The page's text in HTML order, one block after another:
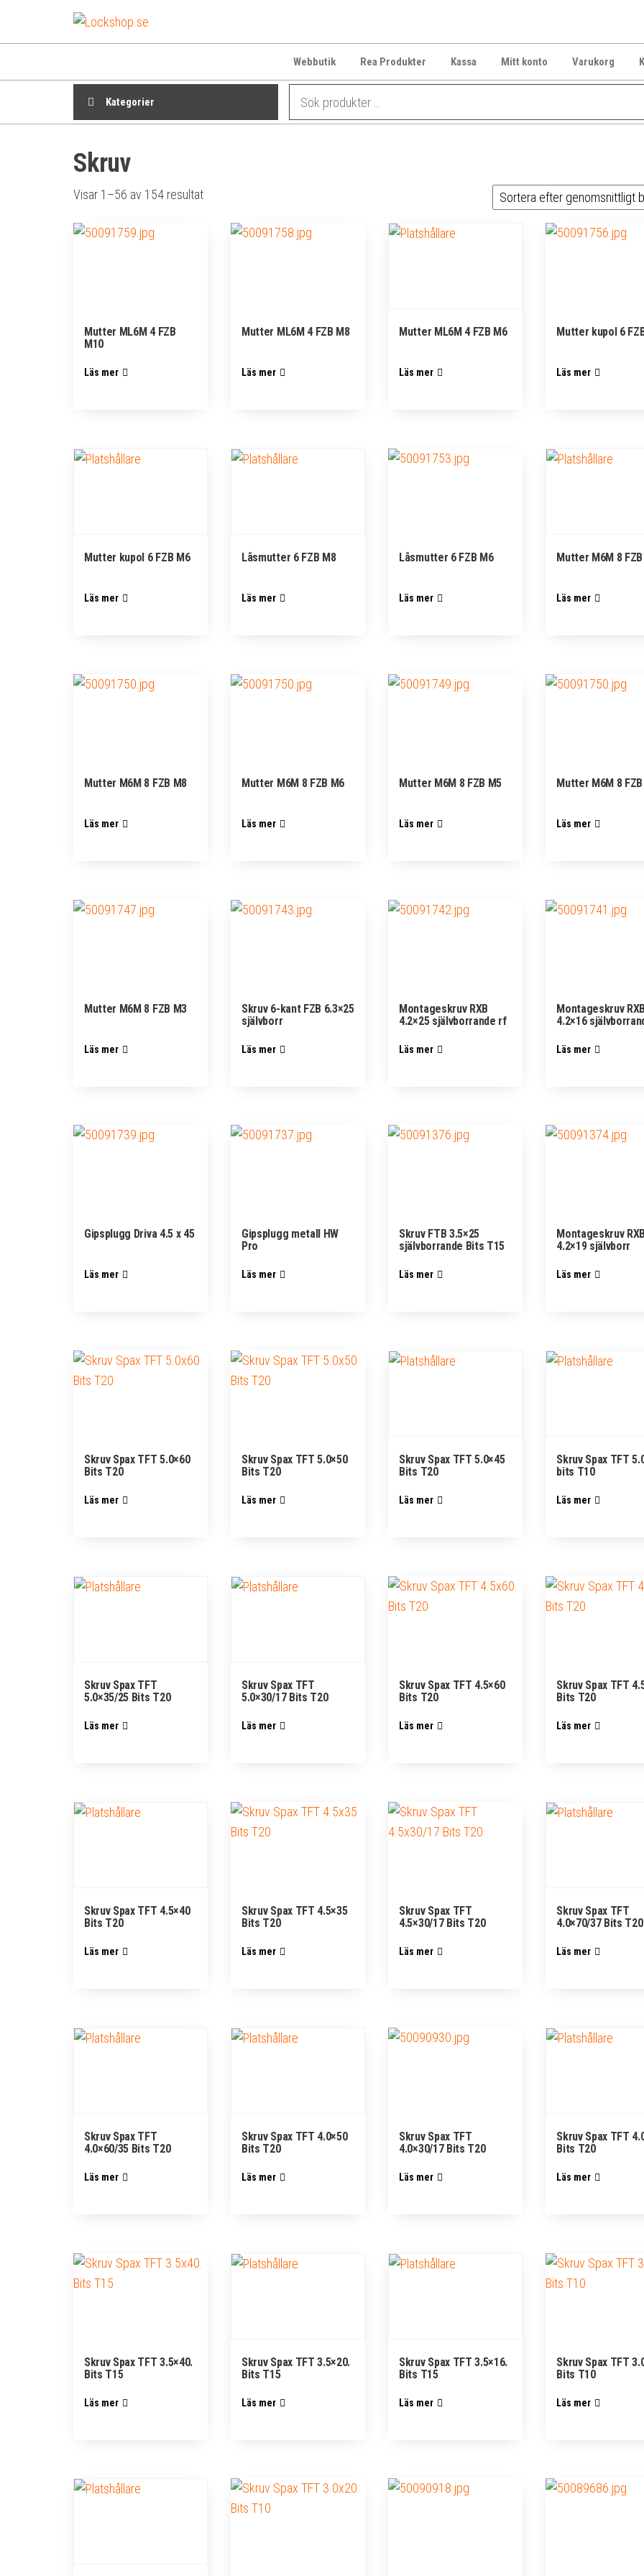
Webbutik Rea Produkter Kassa Mitt konto Varukorg
Kategorier
Skruv
Visar 1–56 av 154 resultatSortera
genomsnittligt
Mutter ML6M 4 FZB
M10
Läs mer
Mutter ML6M 4 FZB M8
Läs mer
Mutter ML6M 4 FZB M6
Läs mer
Mutter kupol 6
Läs mer
Mutter kupol 6 FZB M6
Läs mer
Låsmutter 6 FZB M8
Läs mer
Låsmutter 6 FZB M6
Läs mer
Mutter M6M 8
Läs mer
Mutter M6M 8 FZB M8
Läs mer
Mutter M6M 8 FZB M6
Läs mer
Mutter M6M 8 FZB M5
Läs mer
Mutter M6M 8
Läs mer
Mutter M6M 8 FZB M3
Läs mer
Skruv 6-kant FZB 6.3×25
självborr
Läs mer
Montageskruv RXB
4.2×25 självborrande rf
Läs mer
Montageskruv
4.2×16
Läs mer
Gipsplugg Driva 4.5 x 45
Läs mer
Gipsplugg metall HW
Pro
Läs mer
Skruv FTB 3.5×25
självborrande Bits T15
Läs mer
Montageskruv
4.2×19 självborr
Läs mer
Skruv Spax TFT 5.0×60
Bits T20
Läs mer
Skruv Spax TFT 5.0×50
Bits T20
Läs mer
Skruv Spax TFT 5.0×45
Bits T20
Läs mer
Skruv Spax TFT
bits T10
Läs mer
Skruv Spax TFT
5.0×35/25 Bits T20
Läs mer
Skruv Spax TFT
5.0×30/17 Bits T20
Läs mer
Skruv Spax TFT 4.5×60
Bits T20
Läs mer
Skruv Spax TFT
Bits T20
Läs mer
Skruv Spax TFT 4.5×40
Bits T20
Läs mer
Skruv Spax TFT 4.5×35
Bits T20
Läs mer
Skruv Spax TFT
4.5×30/17 Bits T20
Läs mer
Skruv Spax TFT
4.0×70/37 Bits T20
Läs mer
Skruv Spax TFT
4.0×60/35 Bits T20
Läs mer
Skruv Spax TFT 4.0×50
Bits T20
Läs mer
Skruv Spax TFT
4.0×30/17 Bits T20
Läs mer
Skruv Spax TFT
Bits T20
Läs mer
Skruv Spax TFT 3.5×40.
Bits T15
Läs mer
Skruv Spax TFT 3.5×20.
Bits T15
Läs mer
Skruv Spax TFT 3.5×16.
Bits T15
Läs mer
Skruv Spax TFT
Bits T10
Läs mer